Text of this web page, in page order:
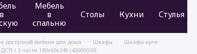
в
Мебель
в
спальню
Столы Кухни Стулья
доступной мебели для дома Шкафы
Шкафы-купе
/ 3 части 180х60х240 (42005020)